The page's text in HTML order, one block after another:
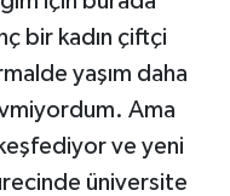
bir kadın çiftçi
yaşım daha
Ama
ve yeni
üniversite